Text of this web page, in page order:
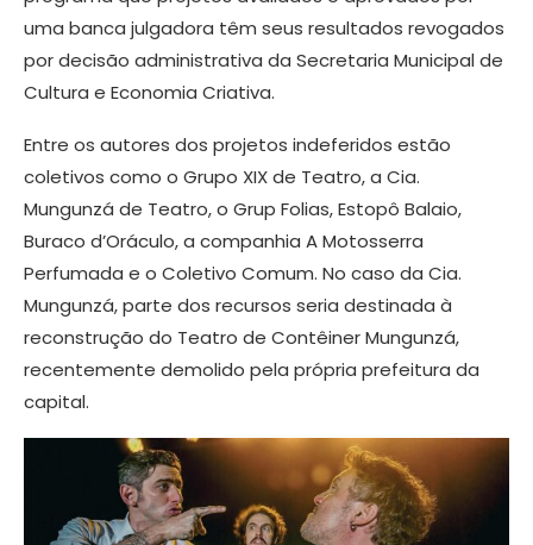
uma banca julgadora têm seus resultados revogados
por decisão administrativa da Secretaria Municipal de
Cultura e Economia Criativa.
Entre os autores dos projetos indeferidos estão
coletivos como o Grupo XIX de Teatro, a Cia.
Mungunzá de Teatro, o Grup Folias, Estopô Balaio,
Buraco d’Oráculo, a companhia A Motosserra
Perfumada e o Coletivo Comum. No caso da Cia.
Mungunzá, parte dos recursos seria destinada à
reconstrução do Teatro de Contêiner Mungunzá,
recentemente demolido pela própria prefeitura da
capital.